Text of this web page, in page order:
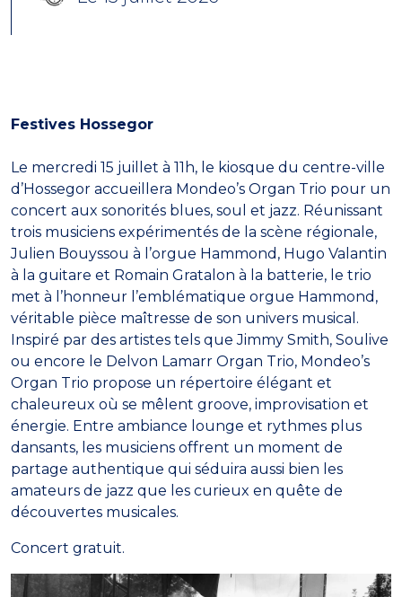
Festives Hossegor
Le mercredi 15 juillet à 11h, le kiosque du centre-ville
d’Hossegor accueillera Mondeo’s Organ Trio pour un
concert aux sonorités blues, soul et jazz. Réunissant
trois musiciens expérimentés de la scène régionale,
Julien Bouyssou à l’orgue Hammond, Hugo Valantin
à la guitare et Romain Gratalon à la batterie, le trio
met à l’honneur l’emblématique orgue Hammond,
véritable pièce maîtresse de son univers musical.
Inspiré par des artistes tels que Jimmy Smith, Soulive
ou encore le Delvon Lamarr Organ Trio, Mondeo’s
Organ Trio propose un répertoire élégant et
chaleureux où se mêlent groove, improvisation et
énergie. Entre ambiance lounge et rythmes plus
dansants, les musiciens offrent un moment de
partage authentique qui séduira aussi bien les
amateurs de jazz que les curieux en quête de
découvertes musicales.
Concert gratuit.